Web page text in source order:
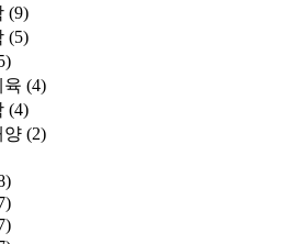
(9)
(5)
육 (4)
(4)
양 (2)